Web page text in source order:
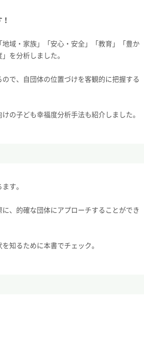
域・家族」「安心・安全」「教育」「豊か
を分析しました。
で、自団体の位置づけを客観的に把握する
の子ども幸福度分析手法も紹介しました。
す。
、的確な団体にアプローチすることができ
知るために本書でチェック。